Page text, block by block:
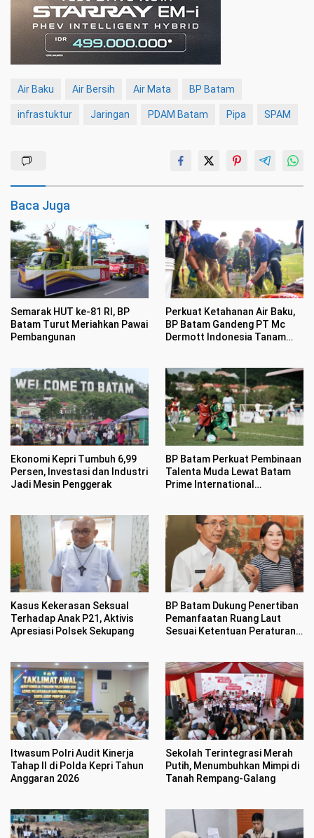
Air Baku Air Bersih Air Mata BP Batam
infrastuktur Jaringan PDAM Batam Pipa SPAM
Baca Juga
Semarak HUT ke-81 RI, BP
Batam Turut Meriahkan Pawai
Pembangunan
Perkuat Ketahanan Air Baku,
BP Batam Gandeng PT Mc
Dermott Indonesia Tanam
Ekonomi Kepri Tumbuh 6,99
Persen, Investasi dan Industri
Jadi Mesin Penggerak
BP Batam Perkuat Pembinaan
Talenta Muda Lewat Batam
Prime International
Kasus Kekerasan Seksual
Terhadap Anak P21, Aktivis
Apresiasi Polsek Sekupang
BP Batam Dukung Penertiban
Pemanfaatan Ruang Laut
Sesuai Ketentuan Peraturan
Itwasum Polri Audit Kinerja
Tahap II di Polda Kepri Tahun
Anggaran 2026
Sekolah Terintegrasi Merah
Putih, Menumbuhkan Mimpi di
Tanah Rempang-Galang